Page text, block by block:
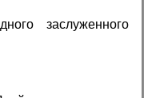
заслуженного